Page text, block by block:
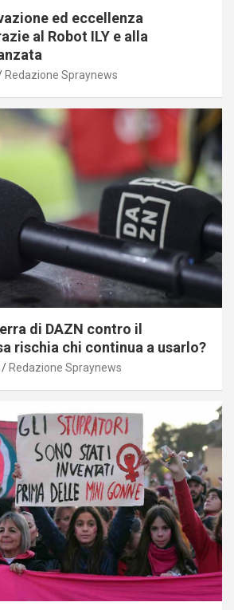
ed eccellenza
al Robot ILY e alla
Redazione Spraynews
di DAZN contro il
rischia chi continua a usarlo?
Redazione Spraynews